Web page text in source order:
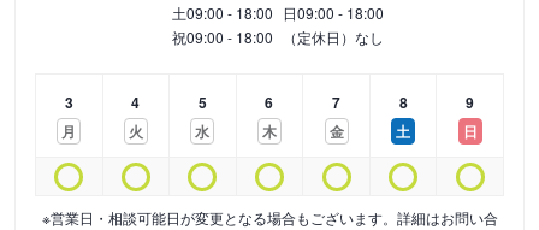
土09:00 - 18:00 日09:00 - 18:00
祝09:00 - 18:00 （定休日）なし
3
月
4
火
5
水
6
木
7
金
8
土
9
日
※営業日・相談可能日が変更となる場合もございます。詳細はお問い合